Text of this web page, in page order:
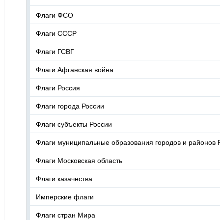
Флаги ФСО
Флаги СССР
Флаги ГСВГ
Флаги Афганская война
Флаги Россия
Флаги города России
Флаги субъекты России
Флаги муниципальные образования городов и районов
Флаги Московская область
Флаги казачества
Имперские флаги
Флаги стран Мира